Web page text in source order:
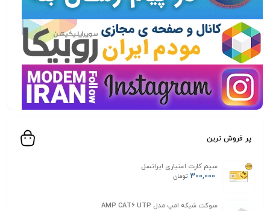
پر فروش ترین
سیم کارت اعتباری ایرانسل
300,000 تومان
سوکت شبکه امپ مدل AMP CAT6 UTP